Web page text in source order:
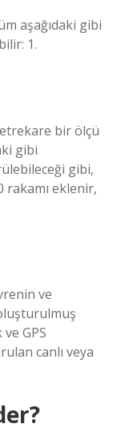
aşağıdaki gibi
1.
bir ölçü
gibi
gibi,
rakamı eklenir,
ve
GPS
canlı veya